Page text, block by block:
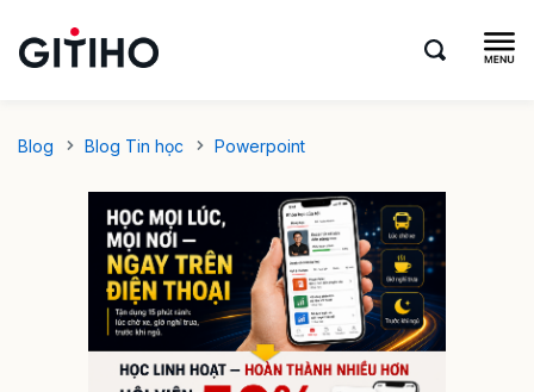
Blog Blog Tin học Powerpoint